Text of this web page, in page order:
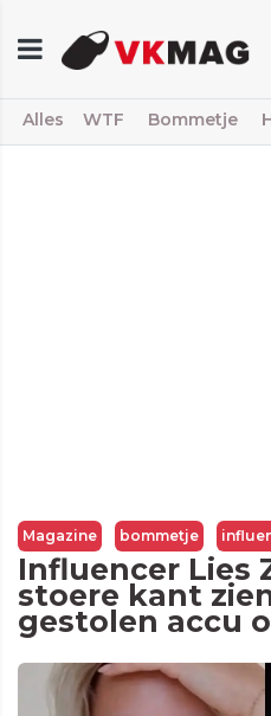
Alles WTF Bommetje
Magazine bommetje
Influencer Lies
stoere kant
gestolen accu